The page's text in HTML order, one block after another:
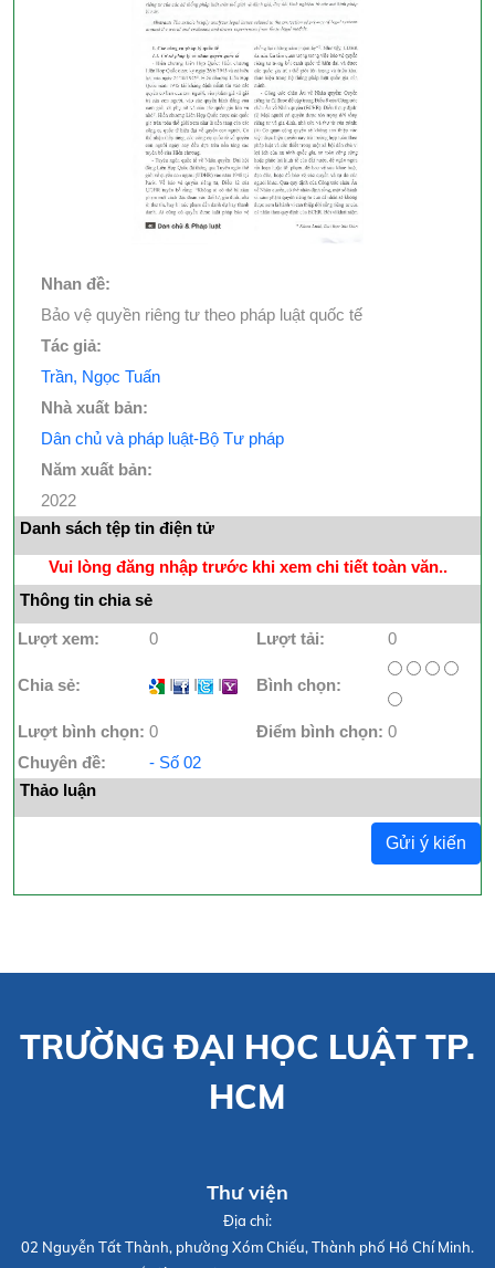
Nhan đề:
Bảo vệ quyền riêng tư theo pháp luật quốc tế
Tác giả:
Trần, Ngọc Tuấn
Nhà xuất bản:
Dân chủ và pháp luật-Bộ Tư pháp
Năm xuất bản:
2022
Danh sách tệp tin điện tử
Vui lòng đăng nhập trước khi xem chi tiết toàn văn..
Thông tin chia sẻ
Lượt xem: 0 Lượt tải: 0
Chia sẻ: I I I Bình chọn:
Lượt bình chọn: 0 Điểm bình chọn: 0
Chuyên đề:
- Số 02
Thảo luận
Gửi ý kiến
TRƯỜNG ĐẠI HỌC LUẬT TP.
HCM
Thư viện
Địa chỉ:
02 Nguyễn Tất Thành, phường Xóm Chiếu, Thành phố Hồ Chí Minh.